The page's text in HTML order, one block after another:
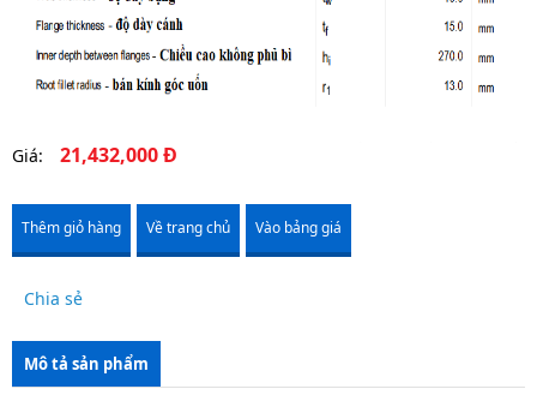
Giá: 21,432,000 Đ
Thêm giỏ hàng Về trang chủ Vào bảng giá
Chia sẻ
Mô tả sản phẩm